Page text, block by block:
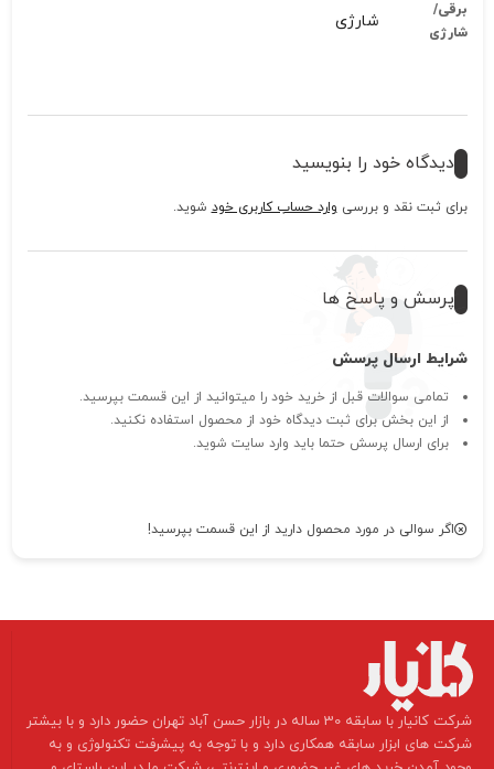
برقی/
شارژی
شارژی
دیدگاه خود را بنویسید
برای ثبت نقد و بررسی وارد حساب کاربری خود شوید.
پرسش و پاسخ ها
شرایط ارسال پرسش
تمامی سوالات قبل از خرید خود را میتوانید از این قسمت بپرسید.
از این بخش برای ثبت دیدگاه خود از محصول استفاده نکنید.
برای ارسال پرسش حتما باید وارد سایت شوید.
اگر سوالی در مورد محصول دارید از این قسمت بپرسید!
​شرکت کانیار با سابقه 30 ساله در بازار حسن آباد تهران حضور دارد و با بیشتر
شرکت های ابزار سابقه همکاری دارد و با توجه به پیشرفت تکنولوژی و به